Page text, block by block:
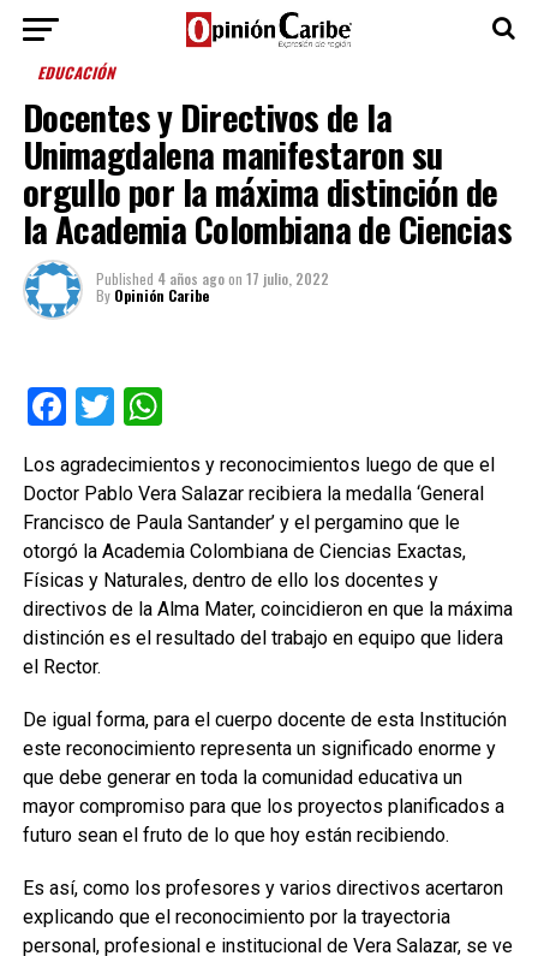
EDUCACIÓN
Docentes y Directivos de la
Unimagdalena manifestaron su
orgullo por la máxima distinción de
la Academia Colombiana de Ciencias
Published 4 años agoon 17 julio, 2022
By Opinión Caribe
Facebook
TwitterWhatsApp
Los agradecimientos y reconocimientos luego de que el
Doctor Pablo Vera Salazar recibiera la medalla ‘General
Francisco de Paula Santander’ y el pergamino que le
otorgó la Academia Colombiana de Ciencias Exactas,
Físicas y Naturales, dentro de ello los docentes y
directivos de la Alma Mater, coincidieron en que la máxima
distinción es el resultado del trabajo en equipo que lidera
el Rector.
De igual forma, para el cuerpo docente de esta Institución
este reconocimiento representa un significado enorme y
que debe generar en toda la comunidad educativa un
mayor compromiso para que los proyectos planificados a
futuro sean el fruto de lo que hoy están recibiendo.
Es así, como los profesores y varios directivos acertaron
explicando que el reconocimiento por la trayectoria
personal, profesional e institucional de Vera Salazar, se ve